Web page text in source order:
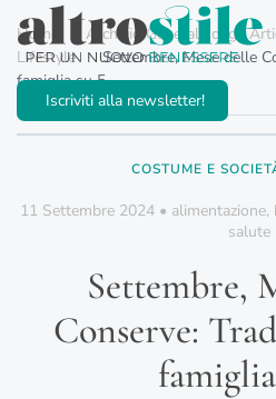
Passa al contenuto
Iscriviti alla newsletter!
Home Archivio Generale degli
Lifestyle
Settembre, Mese delle
famiglia su 5
COSTUME E
11 Settembre 2024• alimentazione,
salute
Settembre,
Conserve: